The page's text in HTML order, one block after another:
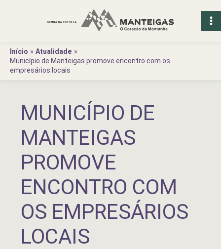
Início
Atualidade
Município de Manteigas promove encontro com os
empresários locais
MUNICÍPIO DE
MANTEIGAS
PROMOVE
ENCONTRO COM
OS EMPRESÁRIOS
LOCAIS